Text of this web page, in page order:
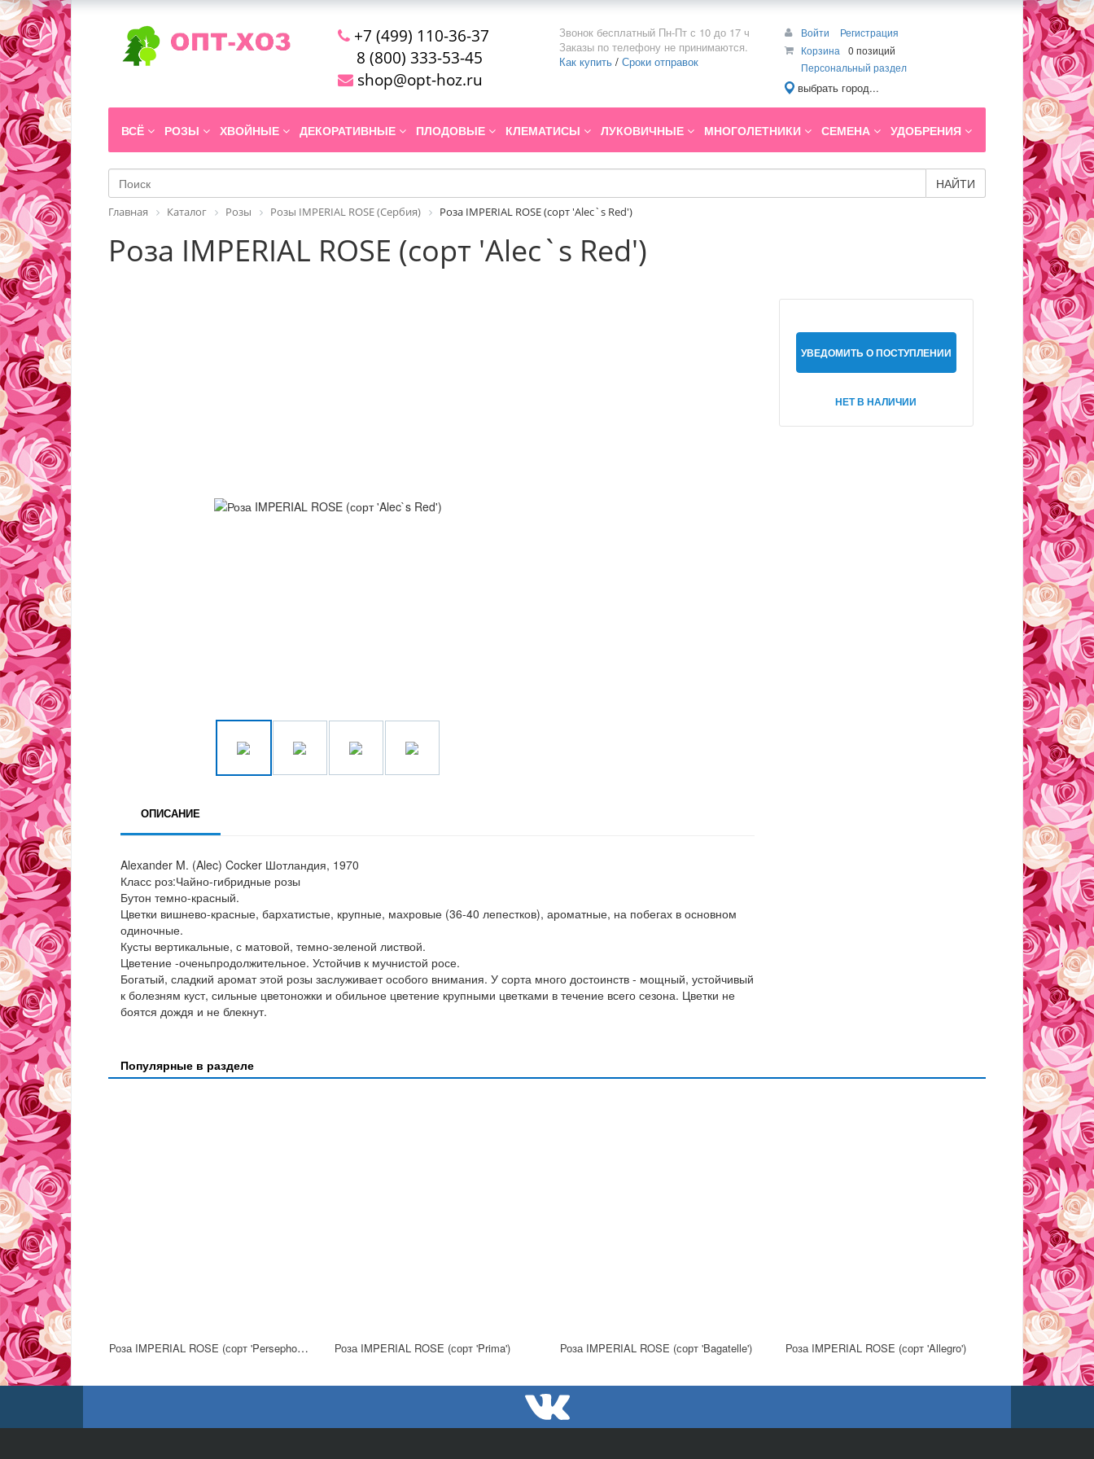
+7 (499) 110-36-37
8 (800) 333-53-45
shop@opt-hoz.ru
Звонок бесплатный Пн-Пт с 10 до 17 ч
Заказы по телефону не принимаются.
Как купить / Сроки отправок
Войти
Регистрация
Корзина
0 позиций
Персональный раздел
выбрать город...
ВСЁ РОЗЫ ХВОЙНЫЕ ДЕКОРАТИВНЫЕ ПЛОДОВЫЕ КЛЕМАТИСЫ ЛУКОВИЧНЫЕ МНОГОЛЕТНИКИ СЕМЕНА УДОБРЕНИЯ
НАЙТИ
Главная Каталог Розы Розы IMPERIAL ROSE (Сербия) Роза IMPERIAL ROSE (сорт 'Alec`s Red')
Роза IMPERIAL ROSE (сорт 'Alec`s Red')
УВЕДОМИТЬ О ПОСТУПЛЕНИИ
НЕТ В НАЛИЧИИ
ОПИСАНИЕ
Alexander M. (Alec) Cocker Шотландия, 1970
Класс роз:Чайно-гибридные розы
Бутон темно-красный.
Цветки вишнево-красные, бархатистые, крупные, махровые (36-40 лепестков), ароматные, на побегах в основном
одиночные.
Кусты вертикальные, с матовой, темно-зеленой листвой.
Цветение -оченьпродолжительное. Устойчив к мучнистой росе.
Богатый, сладкий аромат этой розы заслуживает особого внимания. У сорта много достоинств - мощный, устойчивый
к болезням куст, сильные цветоножки и обильное цветение крупными цветками в течение всего сезона. Цветки не
боятся дождя и не блекнут.
Популярные в разделе
Роза IMPERIAL ROSE (сорт 'Persephony') Роза IMPERIAL ROSE (сорт 'Prima') Роза IMPERIAL ROSE (сорт 'Bagatelle') Роза IMPERIAL ROSE (сорт 'Allegro')